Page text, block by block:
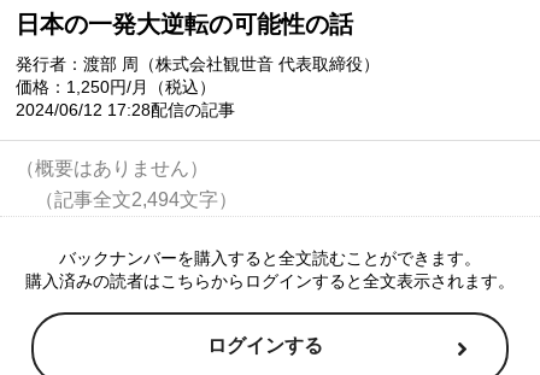
日本の一発大逆転の可能性の話
発行者：渡部 周（株式会社観世音 代表取締役）
価格：1,250円/月（税込）
2024/06/12 17:28配信の記事
（概要はありません）
バックナンバーを購入すると全文読むことができます。
購入済みの読者はこちらからログインすると全文表示されます。
ログインする